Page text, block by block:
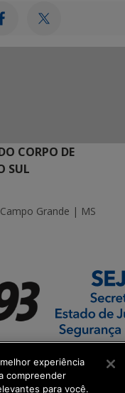
CORPO DE
SUL
Grande | MS
experiência
compreender
para você.